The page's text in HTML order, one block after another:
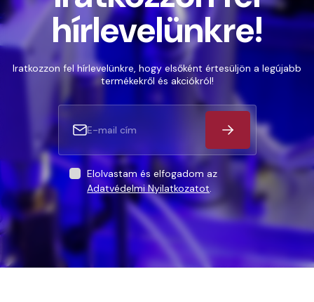
hírlevelünkre!
Iratkozzon fel hírlevelünkre, hogy elsőként értesüljön a legújabb
termékekről és akciókról!
Elolvastam és elfogadom az
Adatvédelmi Nyilatkozatot.